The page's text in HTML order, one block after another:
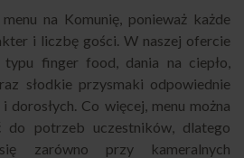
na Komunię, ponieważ każde
i liczbę gości. W naszej ofercie
finger food, dania na ciepło,
słodkie przysmaki odpowiednie
Co więcej, menu można
do potrzeb uczestników, dlatego
zarówno przy kameralnych